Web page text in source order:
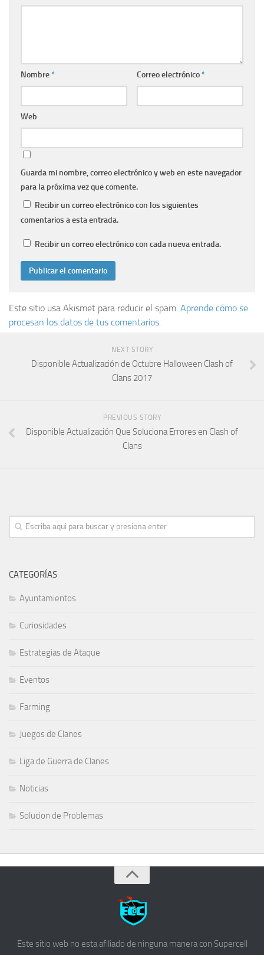
Nombre* Correo electrónico*
Web
Guarda mi nombre, correo electrónico y web en este navegador
para la próxima vez que comente.
Recibir un correo electrónico con los siguientes
comentarios a esta entrada.
Recibir un correo electrónico con cada nueva entrada.
Este sitio usa Akismet para reducir el spam. Aprende cómo se
procesan los datos de tus comentarios
NEXT STORY
Disponible Actualización de Octubre Halloween Clash of
Clans 2017
PREVIOUS STORY
Disponible Actualización Que Soluciona Errores en Clash of
Clans
CATEGORÍAS
Ayuntamientos
Curiosidades
Estrategias de Ataque
Eventos
Farming
Juegos de Clanes
Liga de Guerra de Clanes
Noticias
Solucion de Problemas
Este sitio web no esta afiliado de ninguna manera con Supercell